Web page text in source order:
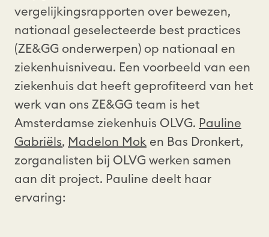
vergelijkingsrapporten over bewezen,
nationaal geselecteerde best practices
(ZE&GG onderwerpen) op nationaal en
ziekenhuisniveau. Een voorbeeld van een
ziekenhuis dat heeft geprofiteerd van het
werk van ons ZE&GG team is het
Amsterdamse ziekenhuis OLVG. Pauline
Gabriëls, Madelon Mok en Bas Dronkert,
zorganalisten bij OLVG werken samen
aan dit project. Pauline deelt haar
ervaring: